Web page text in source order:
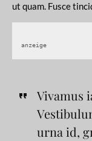
ut quam. Fusce
anzeige
Vivamus
urna id,